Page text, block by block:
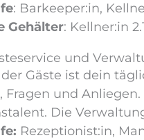
: Barkeeper:in,
Gehälter: Kellner:in
und
Gäste ist dein
Fragen und
Die
Rezeptionist:in,